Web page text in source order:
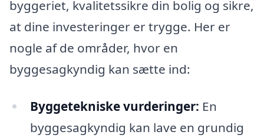
byggeriet, kvalitetssikre din bolig og sikre,
at dine investeringer er trygge. Her er
nogle af de områder, hvor en
byggesagkyndig kan sætte ind:
Byggetekniske vurderinger: En
byggesagkyndig kan lave en grundig